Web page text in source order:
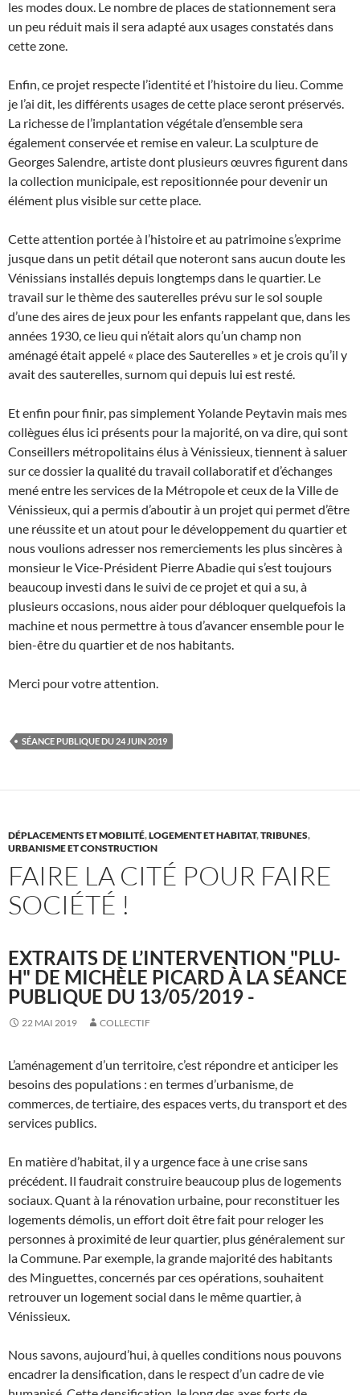
les modes doux. Le nombre de places de stationnement sera
un peu réduit mais il sera adapté aux usages constatés dans
cette zone.
Enfin, ce projet respecte l’identité et l’histoire du lieu. Comme
je l’ai dit, les différents usages de cette place seront préservés.
La richesse de l’implantation végétale d’ensemble sera
également conservée et remise en valeur. La sculpture de
Georges Salendre, artiste dont plusieurs œuvres figurent dans
la collection municipale, est repositionnée pour devenir un
élément plus visible sur cette place.
Cette attention portée à l’histoire et au patrimoine s’exprime
jusque dans un petit détail que noteront sans aucun doute les
Vénissians installés depuis longtemps dans le quartier. Le
travail sur le thème des sauterelles prévu sur le sol souple
d’une des aires de jeux pour les enfants rappelant que, dans les
années 1930, ce lieu qui n’était alors qu’un champ non
aménagé était appelé « place des Sauterelles » et je crois qu’il y
avait des sauterelles, surnom qui depuis lui est resté.
Et enfin pour finir, pas simplement Yolande Peytavin mais mes
collègues élus ici présents pour la majorité, on va dire, qui sont
Conseillers métropolitains élus à Vénissieux, tiennent à saluer
sur ce dossier la qualité du travail collaboratif et d’échanges
mené entre les services de la Métropole et ceux de la Ville de
Vénissieux, qui a permis d’aboutir à un projet qui permet d’être
une réussite et un atout pour le développement du quartier et
nous voulions adresser nos remerciements les plus sincères à
monsieur le Vice-Président Pierre Abadie qui s’est toujours
beaucoup investi dans le suivi de ce projet et qui a su, à
plusieurs occasions, nous aider pour débloquer quelquefois la
machine et nous permettre à tous d’avancer ensemble pour le
bien-être du quartier et de nos habitants.
Merci pour votre attention.
SÉANCE PUBLIQUE DU 24 JUIN 2019
DÉPLACEMENTS ET MOBILITÉ,LOGEMENT ET HABITAT,TRIBUNES,
URBANISME ET CONSTRUCTION
FAIRE LA CITÉ POUR FAIRE
SOCIÉTÉ !
EXTRAITS DE L’INTERVENTION "PLU-
H" DE MICHÈLE PICARD À LA SÉANCE
PUBLIQUE DU 13/05/2019 -
22 MAI 2019 COLLECTIF
L’aménagement d’un territoire, c’est répondre et anticiper les
besoins des populations : en termes d’urbanisme, de
commerces, de tertiaire, des espaces verts, du transport et des
services publics.
En matière d’habitat, il y a urgence face à une crise sans
précédent. Il faudrait construire beaucoup plus de logements
sociaux. Quant à la rénovation urbaine, pour reconstituer les
logements démolis, un effort doit être fait pour reloger les
personnes à proximité de leur quartier, plus généralement sur
la Commune. Par exemple, la grande majorité des habitants
des Minguettes, concernés par ces opérations, souhaitent
retrouver un logement social dans le même quartier, à
Vénissieux.
Nous savons, aujourd’hui, à quelles conditions nous pouvons
encadrer la densification, dans le respect d’un cadre de vie